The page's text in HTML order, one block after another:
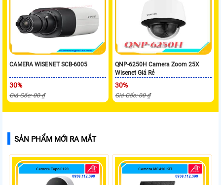
CAMERA WISENET SCB-6005
30%
Giá Gốc: 00 ₫
QNP-6250H Camera Zoom 25X
Wisenet Giá Rẻ
30%
Giá Gốc: 00 ₫
SẢN PHẨM MỚI RA MẮT